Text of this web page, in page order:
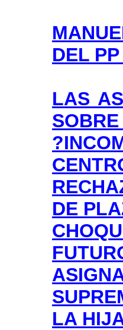
DEL
LAS
DE
LA